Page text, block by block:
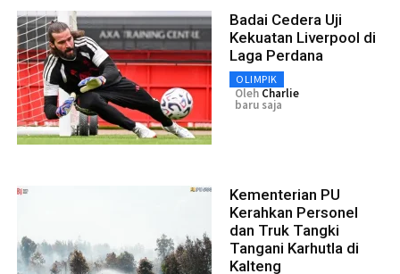
Badai Cedera Uji
Kekuatan Liverpool di
Laga Perdana
OLIMPIK
Oleh Charlie
baru saja
Kementerian PU
Kerahkan Personel
dan Truk Tangki
Tangani Karhutla di
Kalteng